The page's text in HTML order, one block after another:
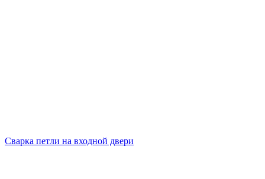
Сварка петли на входной двери